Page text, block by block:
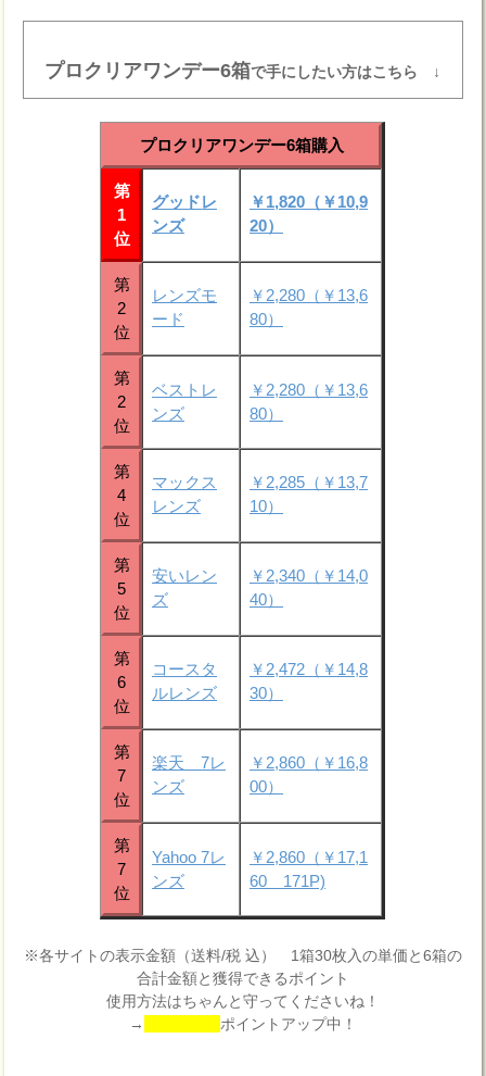
プロクリアワンデー6箱で手にしたい方はこちら ↓
プロクリアワンデー6箱購入
第
1
位
グッドレ
ンズ
￥1,820（￥10,9
20）
第
2
位
レンズモ
ード
￥2,280（￥13,6
80）
第
2
位
ベストレ
ンズ
￥2,280（￥13,6
80）
第
4
位
マックス
レンズ
￥2,285（￥13,7
10）
第
5
位
安いレン
ズ
￥2,340（￥14,0
40）
第
6
位
コースタ
ルレンズ
￥2,472（￥14,8
30）
第
7
位
楽天 7レ
ンズ
￥2,860（￥16,8
00）
第
7
位
Yahoo 7レ
ンズ
￥2,860（￥17,1
60 171P)
※各サイトの表示金額（送料/税 込） 1箱30枚入の単価と6箱の
合計金額と獲得できるポイント
使用方法はちゃんと守ってくださいね！
→
ポイントアップ中！